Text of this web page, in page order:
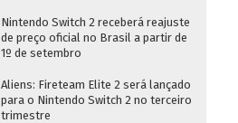
Nintendo Switch 2 receberá reajuste
de preço oficial no Brasil a partir de
1º de setembro
Aliens: Fireteam Elite 2 será lançado
para o Nintendo Switch 2 no terceiro
trimestre